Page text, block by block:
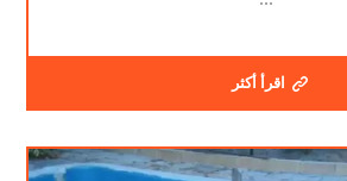
اقرأ أكثر